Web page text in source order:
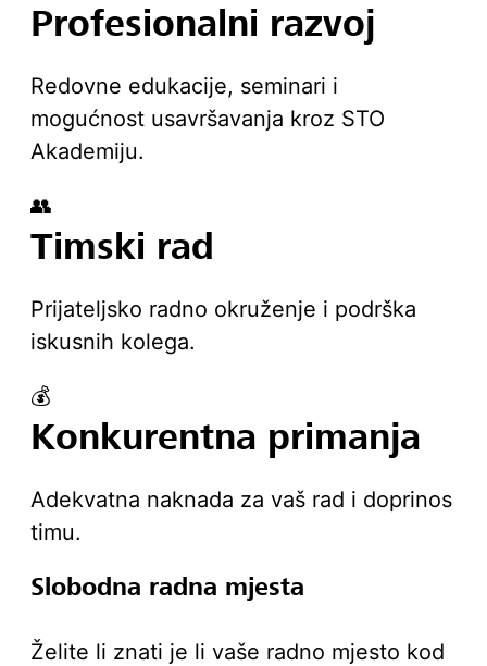
Profesionalni razvoj
Redovne edukacije, seminari i
mogućnost usavršavanja kroz STO
Akademiju.
👥
Timski rad
Prijateljsko radno okruženje i podrška
iskusnih kolega.
💰
Konkurentna primanja
Adekvatna naknada za vaš rad i doprinos
timu.
Slobodna radna mjesta
Želite li znati je li vaše radno mjesto kod